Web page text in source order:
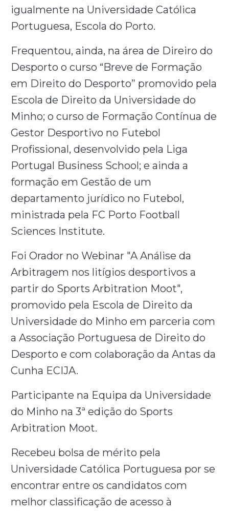
igualmente na Universidade Católica
Portuguesa, Escola do Porto.
Frequentou, ainda, na área de Direiro do
Desporto o curso “Breve de Formação
em Direito do Desporto” promovido pela
Escola de Direito da Universidade do
Minho; o curso de Formação Contínua de
Gestor Desportivo no Futebol
Profissional, desenvolvido pela Liga
Portugal Business School; e ainda a
formação em Gestão de um
departamento jurídico no Futebol,
ministrada pela FC Porto Football
Sciences Institute.
Foi Orador no Webinar "A Análise da
Arbitragem nos litígios desportivos a
partir do Sports Arbitration Moot",
promovido pela Escola de Direito da
Universidade do Minho em parceria com
a Associação Portuguesa de Direito do
Desporto e com colaboração da Antas da
Cunha ECIJA.
Participante na Equipa da Universidade
do Minho na 3ª edição do Sports
Arbitration Moot.
Recebeu bolsa de mérito pela
Universidade Católica Portuguesa por se
encontrar entre os candidatos com
melhor classificação de acesso à